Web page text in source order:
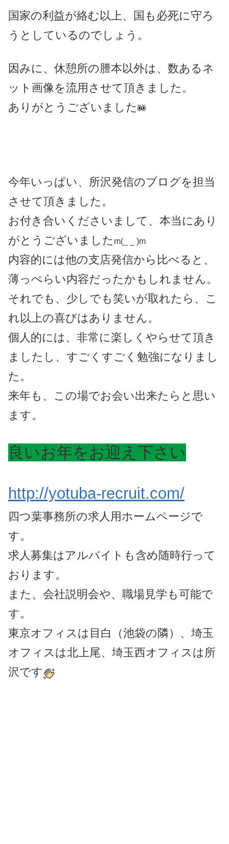
国家の利益が絡む以上、国も必死に守ろ
うとしているのでしょう。
因みに、休憩所の謄本以外は、数あるネ
ット画像を流用させて頂きました。
ありがとうございました
今年いっぱい、所沢発信のブログを担当
させて頂きました。
お付き合いくださいまして、本当にあり
がとうございました m(_ _ )m
内容的には他の支店発信から比べると、
薄っぺらい内容だったかもしれません。
それでも、少しでも笑いが取れたら、こ
れ以上の喜びはありません。
個人的には、非常に楽しくやらせて頂き
ましたし、すごくすごく勉強になりまし
た。
来年も、この場でお会い出来たらと思い
ます。
良いお年をお迎え下さい
http://yotuba-recruit.com/
四つ葉事務所の求人用ホームページで
す。
求人募集はアルバイトも含め随時行って
おります。
また、会社説明会や、職場見学も可能で
す。
東京オフィスは目白（池袋の隣）、埼玉
オフィスは北上尾、埼玉西オフィスは所
沢です